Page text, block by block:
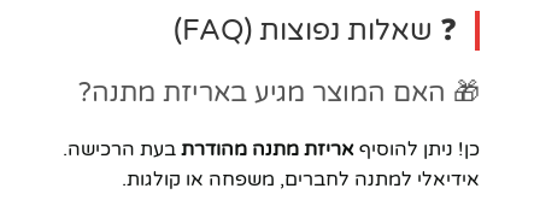
❓ שאלות נפוצות (FAQ)
🎁 האם המוצר מגיע באריזת מתנה?
כן! ניתן להוסיף אריזת מתנה מהודרת בעת הרכישה.
אידיאלי למתנה לחברים, משפחה או קולגות.